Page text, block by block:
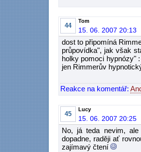
44
Tom
15. 06. 2007 20:13
dost to připomíná
průpovídka", jak však
holky pomoci hypnózy"
jen Rimmerův
Reakce na komentář:
45
Lucy
15. 06. 2007 20:25
No, já teda nevim,
dopadne, raději ať
zajímavý čtení